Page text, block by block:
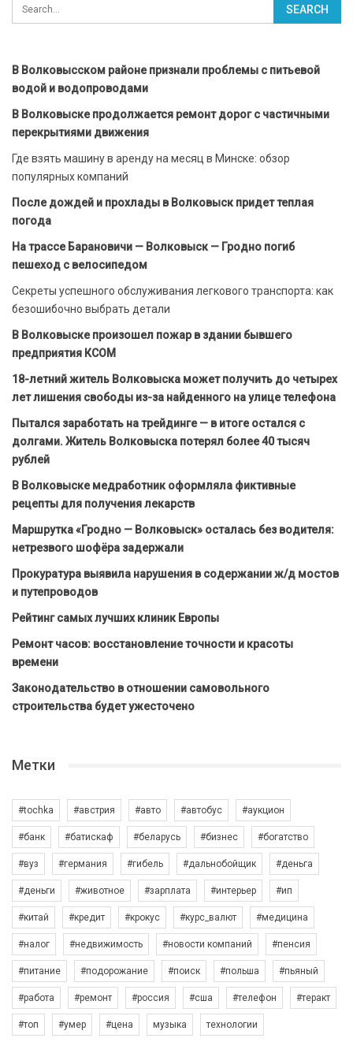
В Волковысском районе признали проблемы с питьевой
водой и водопроводами
В Волковыске продолжается ремонт дорог с частичными
перекрытиями движения
Где взять машину в аренду на месяц в Минске: обзор
популярных компаний
После дождей и прохлады в Волковыск придет теплая
погода
На трассе Барановичи — Волковыск — Гродно погиб
пешеход с велосипедом
Секреты успешного обслуживания легкового транспорта: как
безошибочно выбрать детали
В Волковыске произошел пожар в здании бывшего
предприятия КСОМ
18-летний житель Волковыска может получить до четырех
лет лишения свободы из-за найденного на улице телефона
Пытался заработать на трейдинге — в итоге остался с
долгами. Житель Волковыска потерял более 40 тысяч
рублей
В Волковыске медработник оформляла фиктивные
рецепты для получения лекарств
Маршрутка «Гродно — Волковыск» осталась без водителя:
нетрезвого шофёра задержали
Прокуратура выявила нарушения в содержании ж/д мостов
и путепроводов
Рейтинг самых лучших клиник Европы
Ремонт часов: восстановление точности и красоты
времени
Законодательство в отношении самовольного
строительства будет ужесточено
Метки
#tochka #австрия #авто #автобус #аукцион
#банк #батискаф #беларусь #бизнес #богатство
#вуз #германия #гибель #дальнобойщик #деньга
#деньги #животное #зарплата #интерьер #ип
#китай #кредит #крокус #курс_валют #медицина
#налог #недвижимость #новости компаний #пенсия
#питание #подорожание #поиск #польша #пьяный
#работа #ремонт #россия #сша #телефон #теракт
#топ #умер #цена музыка технологии